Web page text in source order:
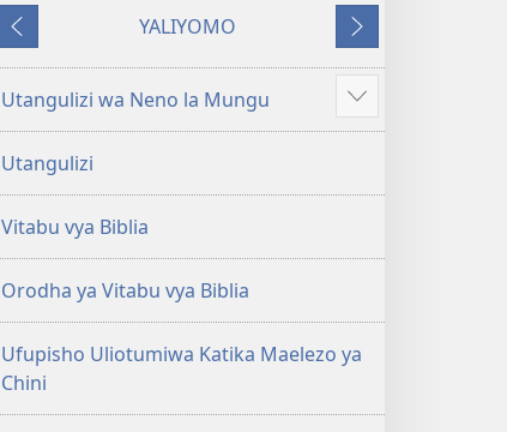
ya
Biblia
Takatifu
ya
Mpya
(Toleo
la
2017)
za
Biblia
Takatifu
ya
Mpya
(Toleo
la
2017)
Inayotangulia
YALIYOMO
Inayofuata
Utangulizi wa Neno la Mungu
Onyesha
zaidi
Utangulizi
Vitabu vya Biblia
Orodha ya Vitabu vya Biblia
Ufupisho Uliotumiwa Katika Maelezo ya
Chini